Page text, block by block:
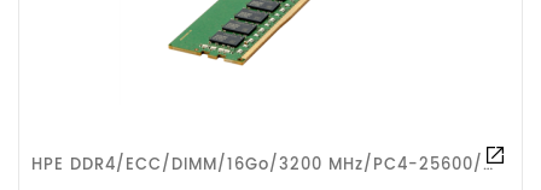
HPE DDR4/ECC/DIMM/16Go/3200 MHz/PC4-25600/CL22/G1a